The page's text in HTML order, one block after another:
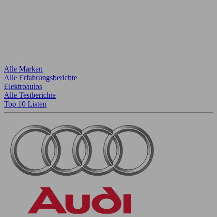
Alle Marken
Alle Erfahrungsberichte
Elektroautos
Alle Testberichte
Top 10 Listen